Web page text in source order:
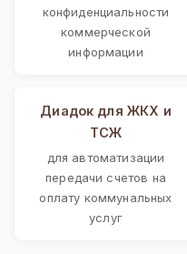
конфиденциальности
коммерческой
информации
Диадок для ЖКХ и
ТСЖ
для автоматизации
передачи счетов на
оплату коммунальных
услуг